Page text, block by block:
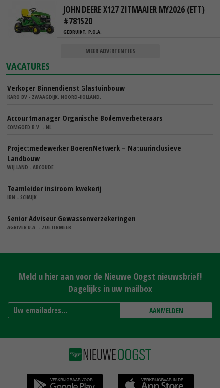
JOHN DEERE X127 ZITMAAIER MY2026 (ETT)
#781520
GEBRUIKT, P.O.A.
MEER ADVERTENTIES
VACATURES
Verkoper Binnendienst Glastuinbouw
KARO BV - ZWAAGDIJK, NOORD-HOLLAND,
Accountmanager Organische Bodemverbeteraars
COMGOED B.V. - NL
Projectmedewerker BoerenNetwerk – Natuurinclusieve
Landbouw
WIJ.LAND - ABCOUDE
Teamleider instroom kwekerij
IBN - SCHAIJK
Senior Adviseur Gewassenverzekeringen
AGRIVER U.A. - ZOETERMEER
Meld u hier aan voor de Nieuwe Oogst nieuwsbrief!
Dagelijks in uw mailbox
AANMELDEN